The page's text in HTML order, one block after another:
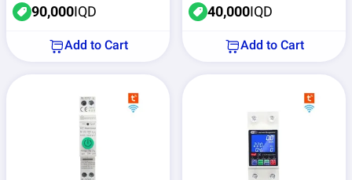
90,000IQD
Add to Cart
40,000IQD
Add to Cart